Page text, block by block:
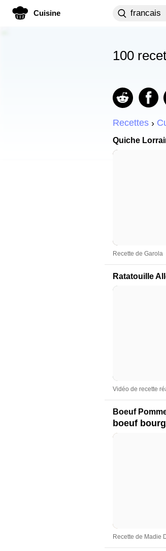
Cuisine
100
Recettes
Quiche
Recette de Garola
Ratatouille
Vidéo de recette
Boeuf
boeuf
Recette de Madie